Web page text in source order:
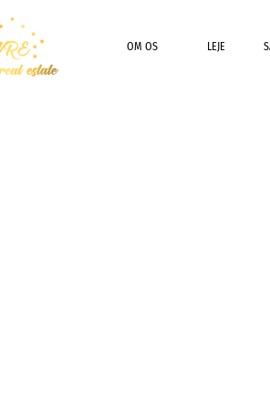
OM OS LEJE